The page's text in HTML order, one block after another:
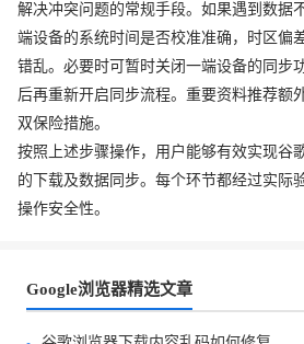
解决冲突问题的常规手段。如果遇到数据
端设备的系统时间是否校准准确，时区偏
错乱。必要时可暂时关闭一端设备的同步
后再重新开启同步流程。重要资料推荐额
双保险措施。
按照上述步骤操作，用户能够有效实现谷
的下载及数据同步。每个环节都经过实际
操作安全性。
Google浏览器精选文章